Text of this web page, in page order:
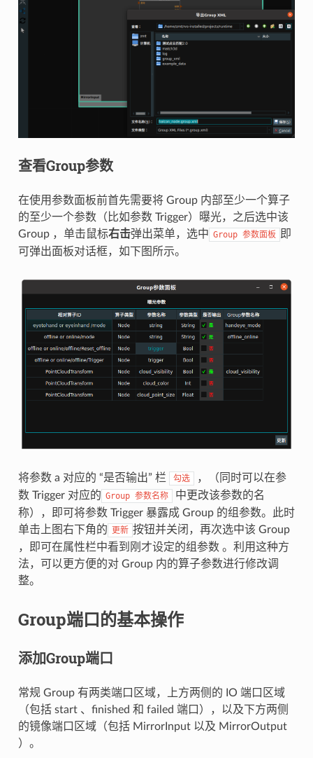
查看Group参数
在使用参数面板前首先需要将 Group 内部至少一个算子
的至少一个参数（比如参数 Trigger）曝光，之后选中该
Group ，单击鼠标右击弹出菜单，选中 Group 参数面板 即
可弹出面板对话框，如下图所示。
将参数 a 对应的 “是否输出” 栏 勾选
，（同时可以在参
数 Trigger 对应的 Group 参数名称
中更改该参数的名
称），即可将参数 Trigger 暴露成 Group 的组参数。此时
单击上图右下角的 更新 按钮并关闭，再次选中该 Group
，即可在属性栏中看到刚才设定的组参数 。利用这种方
法，可以更方便的对 Group 内的算子参数进行修改调
整。
Group端口的基本操作
添加Group端口
常规 Group 有两类端口区域，上方两侧的 IO 端口区域
（包括 start 、finished 和 failed 端口），以及下方两侧
的镜像端口区域（包括 MirrorInput 以及 MirrorOutput
）。